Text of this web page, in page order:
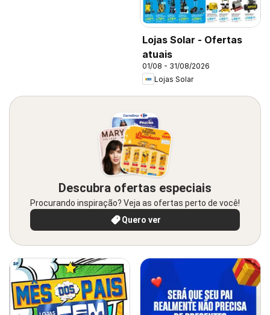
Lojas Solar - Ofertas
atuais
01/08 - 31/08/2026
Lojas Solar
Descubra ofertas especiais
Procurando inspiração? Veja as ofertas perto de você!
Quero ver